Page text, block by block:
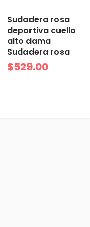
Sudadera rosa
deportiva cuello
alto dama
Sudadera rosa
$529.00